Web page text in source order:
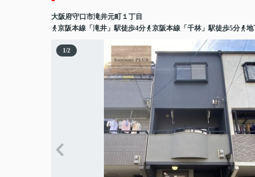
大阪府守口市滝井元町
１丁目
京阪本線「滝井」駅徒歩4分
京阪本線「千林」駅徒歩5分 地
1/2